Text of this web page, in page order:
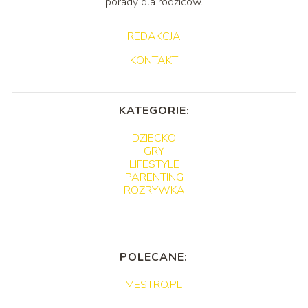
REDAKCJA
KONTAKT
KATEGORIE:
DZIECKO
GRY
LIFESTYLE
PARENTING
ROZRYWKA
POLECANE:
MESTRO.PL